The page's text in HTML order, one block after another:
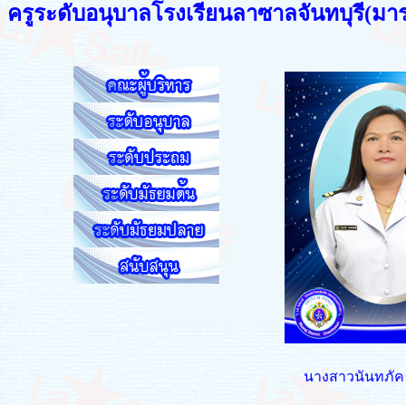
ครูระดับอนุบาลโรงเรียนลาซาลจันทบุรี(ม
นางสาวนันทภัค